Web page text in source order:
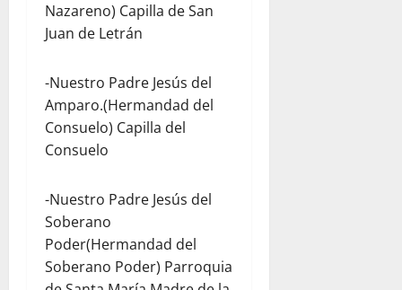
Nazareno) Capilla de San
Juan de Letrán
-Nuestro Padre Jesús del
Amparo.(Hermandad del
Consuelo) Capilla del
Consuelo
-Nuestro Padre Jesús del
Soberano
Poder(Hermandad del
Soberano Poder) Parroquia